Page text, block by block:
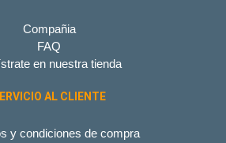
Compañia
FAQ
en nuestra tienda
AL CLIENTE
y condiciones de compra